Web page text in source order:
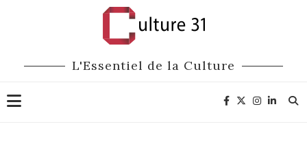
L'Essentiel de la Culture